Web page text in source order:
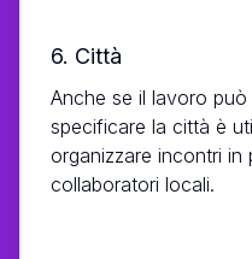
6. Città
Anche se il lavoro
specificare la città è
organizzare incontri in
collaboratori locali.